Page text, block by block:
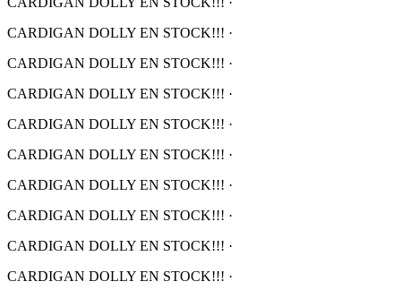
CARDIGAN DOLLY EN STOCK!!! ·
CARDIGAN DOLLY EN STOCK!!! ·
CARDIGAN DOLLY EN STOCK!!! ·
CARDIGAN DOLLY EN STOCK!!! ·
CARDIGAN DOLLY EN STOCK!!! ·
CARDIGAN DOLLY EN STOCK!!! ·
CARDIGAN DOLLY EN STOCK!!! ·
CARDIGAN DOLLY EN STOCK!!! ·
CARDIGAN DOLLY EN STOCK!!! ·